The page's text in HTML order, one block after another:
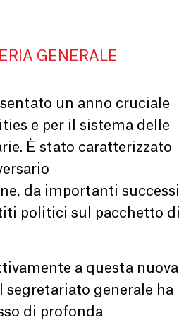
GENERALE
un anno cruciale
e per il sistema delle
È stato caratterizzato
da importanti successi
politici sul pacchetto di
a questa nuova
segretariato generale ha
di profonda